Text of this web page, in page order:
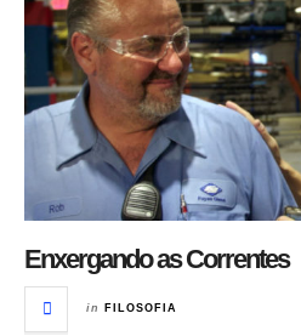
Enxergando as Correntes
in FILOSOFIA